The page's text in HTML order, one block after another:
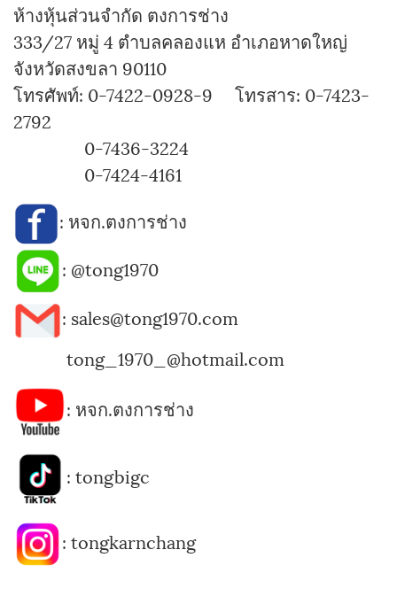
ห้างหุ้นส่วนจำกัด ตงการช่าง
333/27 หมู่ 4 ตำบลคลองแห อำเภอหาดใหญ่
จังหวัดสงขลา 90110
โทรศัพท์: 0-7422-0928-9 โทรสาร: 0-7423-
2792
0-7436-3224
0-7424-4161
: หจก.ตงการช่าง
: @tong1970
: sales@tong1970.com
tong_1970_@hotmail.com
: หจก.ตงการช่าง
: tongbigc
: tongkarnchang